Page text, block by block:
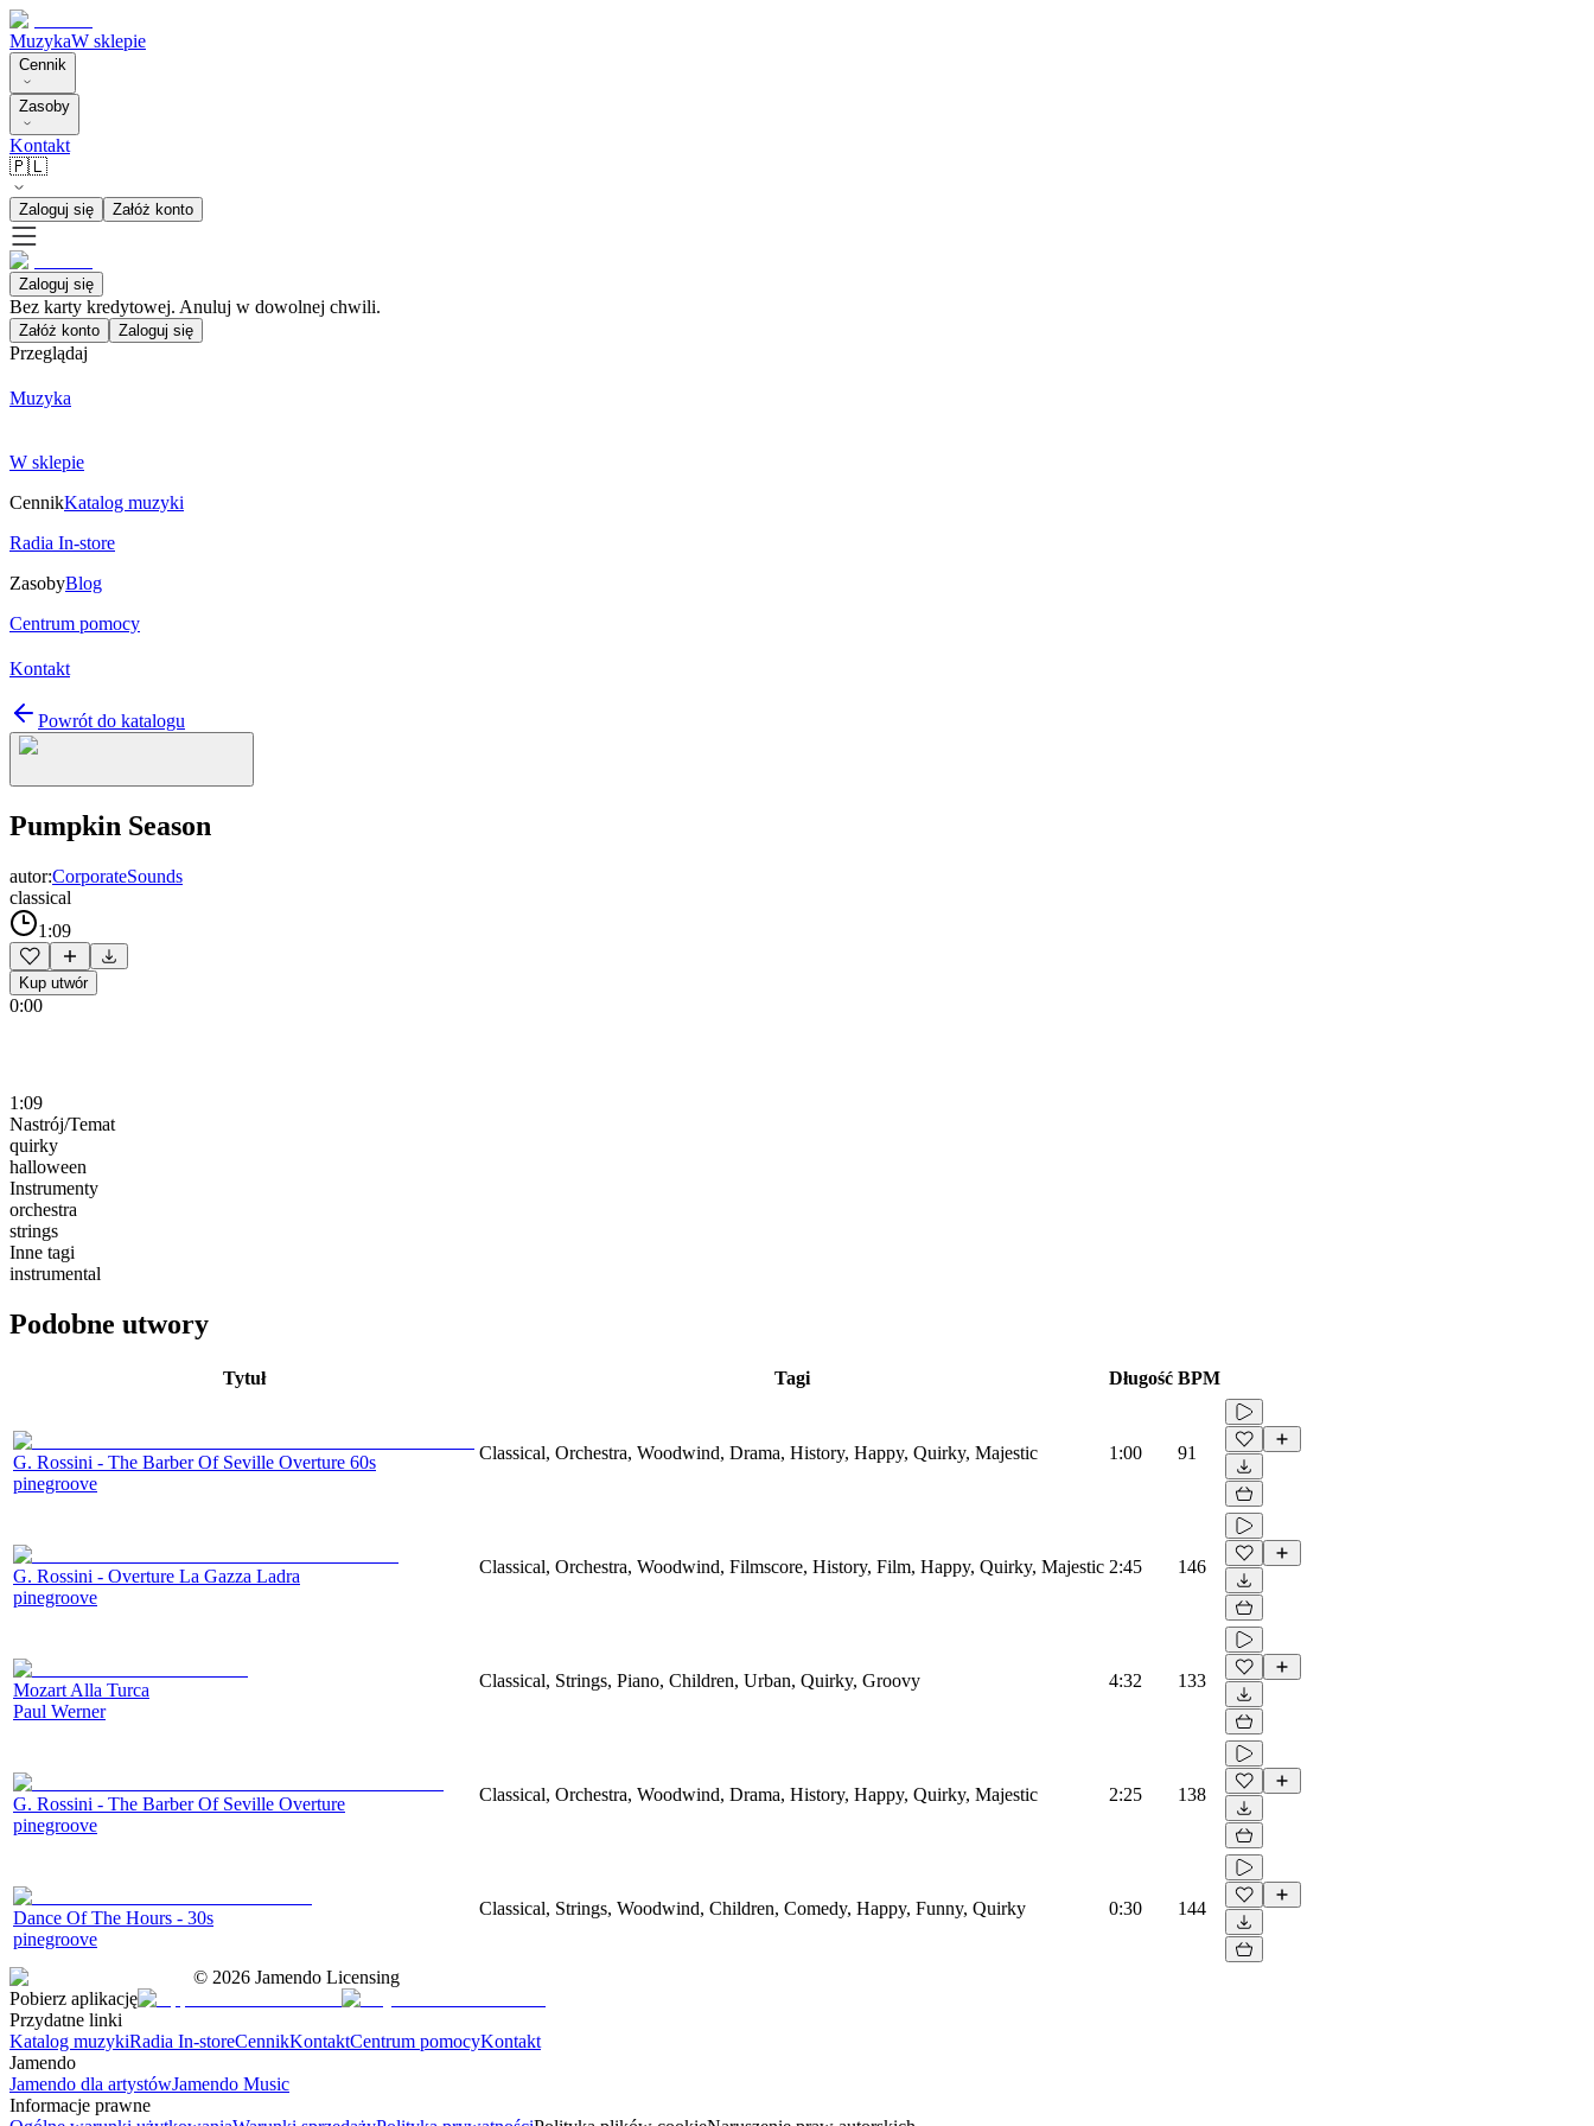
MuzykaW sklepie
Cennik
Zasoby
Kontakt
🇵🇱
Zaloguj się Załóż konto
Zaloguj się
Bez karty kredytowej. Anuluj w dowolnej chwili.
Załóż konto Zaloguj się
Przeglądaj
Muzyka
W sklepie
CennikKatalog muzyki
Radia In-store
ZasobyBlog
Centrum pomocy
Kontakt
Powrót do katalogu
Pumpkin Season
autor:CorporateSounds
classical
1:09
Kup utwór
0:00
1:09
Nastrój/Temat
quirky
halloween
Instrumenty
orchestra
strings
Inne tagi
instrumental
Podobne utwory
Tytuł Tagi Długość BPM
G. Rossini - The Barber Of Seville Overture 60s
pinegroove
Classical, Orchestra, Woodwind, Drama, History, Happy, Quirky, Majestic 1:00 91
G. Rossini - Overture La Gazza Ladra
pinegroove
Classical, Orchestra, Woodwind, Filmscore, History, Film, Happy, Quirky, Majestic 2:45 146
Mozart Alla Turca
Paul Werner
Classical, Strings, Piano, Children, Urban, Quirky, Groovy 4:32 133
G. Rossini - The Barber Of Seville Overture
pinegroove
Classical, Orchestra, Woodwind, Drama, History, Happy, Quirky, Majestic 2:25 138
Dance Of The Hours - 30s
pinegroove
Classical, Strings, Woodwind, Children, Comedy, Happy, Funny, Quirky 0:30 144
© 2026 Jamendo Licensing
Pobierz aplikację
Przydatne linki
Katalog muzykiRadia In-storeCennikKontaktCentrum pomocyKontakt
Jamendo
Jamendo dla artystówJamendo Music
Informacje prawne